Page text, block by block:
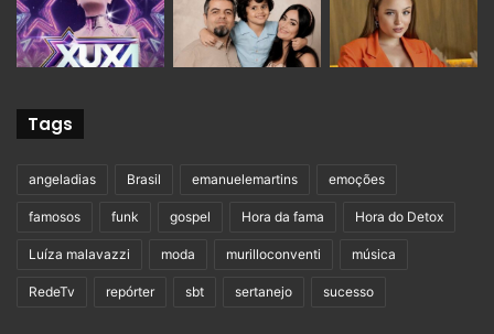
Tags
angeladias Brasil emanuelemartins emoções
famosos funk gospel Hora da fama Hora do Detox
Luíza malavazzi moda murilloconventi música
RedeTv repórter sbt sertanejo sucesso